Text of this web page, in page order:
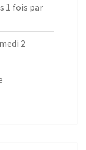
1 fois par
2